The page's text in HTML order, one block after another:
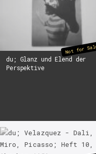
du; Glanz und Elend der
Perspektive
Not for